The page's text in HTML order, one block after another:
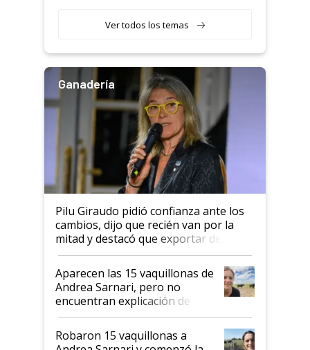
variedades que marcan un
salto tecnológico en genética y
Ver todos los temas
Ganadería
Pilu Giraudo pidió confianza ante los
cambios, dijo que recién van por la
mitad y destacó que exportar dejó de
ser "para unos pocos": "Tenemos un
mandato muy claro del gobierno
nacional"
Aparecen las 15 vaquillonas de
Andrea Sarnari, pero no
encuentran explicación de
cómo llegaron allí
Robaron 15 vaquillonas a